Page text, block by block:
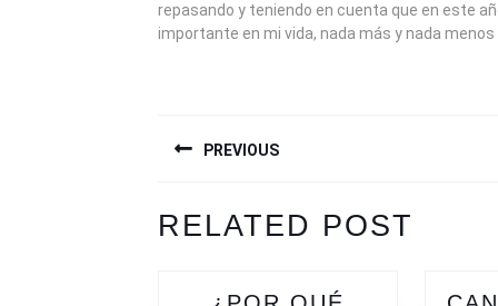
repasando y teniendo en cuenta que en este
importante en mi vida, nada más y nada
DE
ENTRADAS
PREVIOUS
post:
RELATED POST